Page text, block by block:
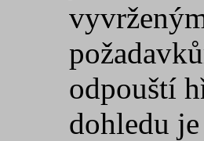
odpouští
dohledu